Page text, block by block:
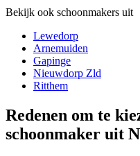
Bekijk ook schoonmakers uit
Lewedorp
Arnemuiden
Gapinge
Nieuwdorp Zld
Ritthem
Redenen om te
schoonmaker uit